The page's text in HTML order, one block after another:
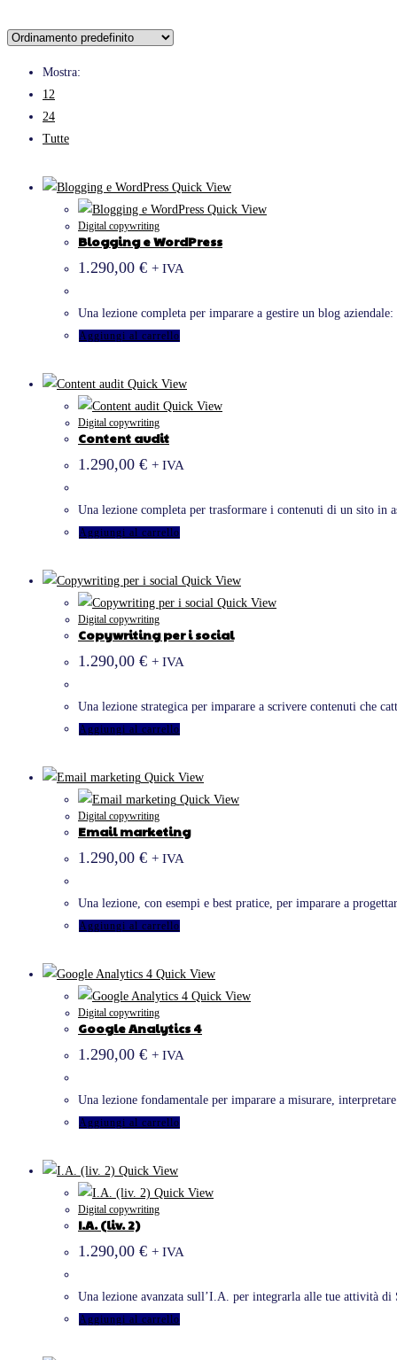
Mostra:
12
24
Tutte
Quick View
Quick View
Digital copywriting
Blogging e WordPress
1.290,00 € + IVA
Una lezione completa per imparare a gestire un blog
Aggiungi al carrello
Quick View
Quick View
Digital copywriting
Content audit
1.290,00 € + IVA
Una lezione completa per trasformare i contenuti di un sito in
Aggiungi al carrello
Quick View
Quick View
Digital copywriting
Copywriting per i social
1.290,00 € + IVA
Una lezione strategica per imparare a scrivere contenuti che
Aggiungi al carrello
Quick View
Quick View
Digital copywriting
Email marketing
1.290,00 € + IVA
Una lezione, con esempi e best pratice, per imparare a
Aggiungi al carrello
Quick View
Quick View
Digital copywriting
Google Analytics 4
1.290,00 € + IVA
Una lezione fondamentale per imparare a misurare,
Aggiungi al carrello
Quick View
Quick View
Digital copywriting
I.A. (liv. 2)
1.290,00 € + IVA
Una lezione avanzata sull’I.A. per integrarla alle tue attività
Aggiungi al carrello